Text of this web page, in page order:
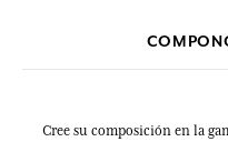
Cree su composición en la